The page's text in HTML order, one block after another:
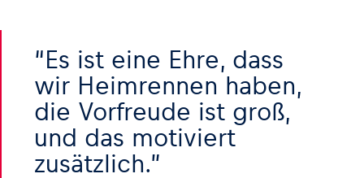
Glossar
Alle anzeigen
Es ist eine Ehre, dass
wir Heimrennen haben,
die Vorfreude ist groß,
und das motiviert
zusätzlich.